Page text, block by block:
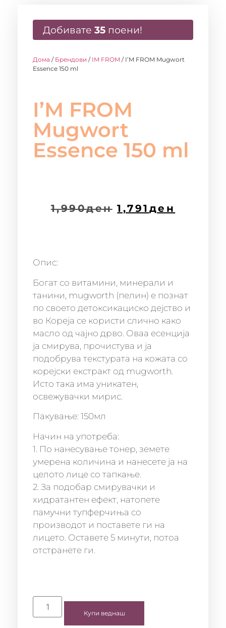
Добивате 35 поени!
Дома / Брендови / IM FROM / I’M FROM Mugwort
Essence 150 ml
I’M FROM
Mugwort
Essence 150 ml
1,990ден 1,791 ден
Опис:
Богат со витамини, минерали и
танини, mugworth (пелин) е познат
по своето детоксикациско дејство и
во Кореја се користи слично како
масло од чајно дрво. Оваа есенција
ја смирува, прочистува и ја
подобрува текстурата на кожата со
корејски екстракт од mugworth.
Исто така има уникатен,
освежувачки мирис.
Пакување: 150мл
Начин на употреба:
1. По нанесување тонер, земете
умерена количина и нанесете ја на
целото лице со тапкање.
2. За подобар смирувачки и
хидратантен ефект, натопете
памучни тупферчиња со
производот и поставете ги на
лицето. Оставете 5 минути, потоа
отстранете ги.
Купи веднаш